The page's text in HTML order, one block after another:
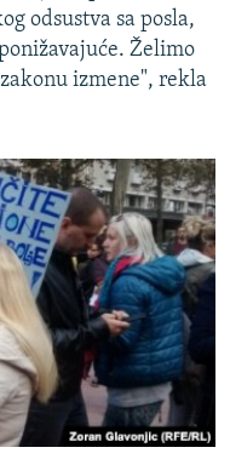
odsustva sa posla,
Želimo
izmene", rekla